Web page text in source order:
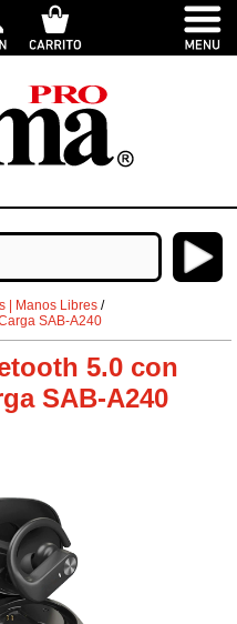
| Manos Libres /
SAB-A240
5.0 con
SAB-A240